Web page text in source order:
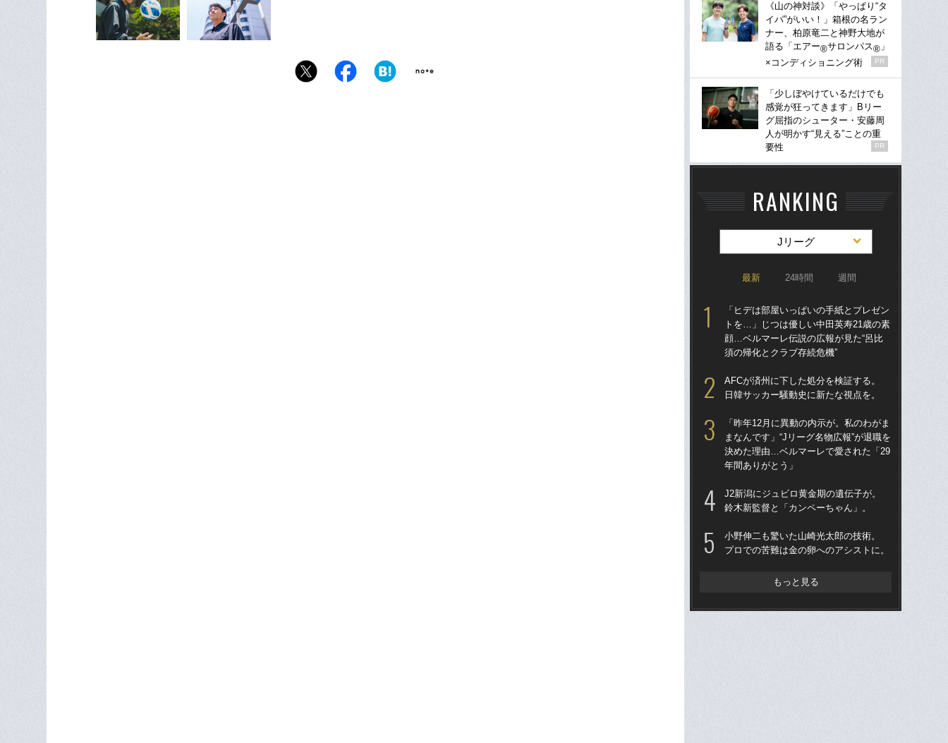
《山の神対談》「やっぱり“タ
イパ”がいい！」箱根の名ラン
ナー、柏原竜二と神野大地が
語る「エアー®サロンパス® 」
×コンディショニング術
PR
「少しぼやけているだけでも
感覚が狂ってきます」Bリー
グ屈指のシューター・安藤周
人が明かす“見える”ことの重
要性
PR
RANKING
Jリーグ
最新 24時間 週間
「ヒデは部屋いっぱいの手紙とプレゼン
トを…」じつは優しい中田英寿21歳の素
顔…ベルマーレ伝説の広報が見た“呂比
須の帰化とクラブ存続危機”
AFCが済州に下した処分を検証する。
日韓サッカー騒動史に新たな視点を。
「昨年12月に異動の内示が。私のわがま
まなんです」“Jリーグ名物広報”が退職を
決めた理由…ベルマーレで愛された「29
年間ありがとう」
J2新潟にジュビロ黄金期の遺伝子が。
鈴木新監督と「カンペーちゃん」。
小野伸二も驚いた山崎光太郎の技術。
プロでの苦難は金の卵へのアシストに。
もっと見る